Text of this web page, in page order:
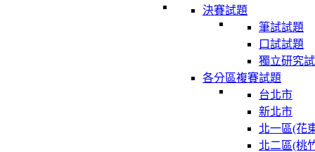
決賽試題
筆試試題
口試試題
獨立研究
各分區複賽試題
台北市
新北市
北一區(花
北二區(桃